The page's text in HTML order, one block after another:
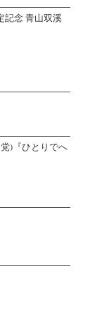
記念 青山双溪
)『ひとりでへ